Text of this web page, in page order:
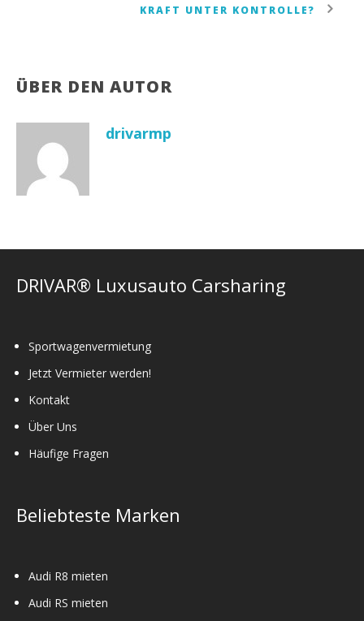
KRAFT UNTER KONTROLLE?
ÜBER DEN AUTOR
drivarmp
DRIVAR® Luxusauto Carsharing
Sportwagenvermietung
Jetzt Vermieter werden!
Kontakt
Über Uns
Häufige Fragen
Beliebteste Marken
Audi R8 mieten
Audi RS mieten